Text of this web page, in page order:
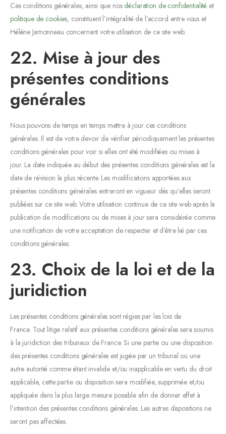
Ces conditions générales, ainsi que nos déclaration de confidentialité et
politique de cookies, constituent l’intégralité de l’accord entre vous et
Hélène Jamonneau concernant votre utilisation de ce site web.
22. Mise à jour des
présentes conditions
générales
Nous pouvons de temps en temps mettre à jour ces conditions
générales. Il est de votre devoir de vérifier périodiquement les présentes
conditions générales pour voir si elles ont été modifiées ou mises à
jour. La date indiquée au début des présentes conditions générales est la
date de révision la plus récente. Les modifications apportées aux
présentes conditions générales entreront en vigueur dès qu’elles seront
publiées sur ce site web. Votre utilisation continue de ce site web après la
publication de modifications ou de mises à jour sera considérée comme
une notification de votre acceptation de respecter et d’être lié par ces
conditions générales.
23. Choix de la loi et de la
juridiction
Les présentes conditions générales sont régies par les lois de
France. Tout litige relatif aux présentes conditions générales sera soumis
à la juridiction des tribunaux de France. Si une partie ou une disposition
des présentes conditions générales est jugée par un tribunal ou une
autre autorité comme étant invalide et/ou inapplicable en vertu du droit
applicable, cette partie ou disposition sera modifiée, supprimée et/ou
appliquée dans la plus large mesure possible afin de donner effet à
l’intention des présentes conditions générales. Les autres dispositions ne
seront pas affectées.